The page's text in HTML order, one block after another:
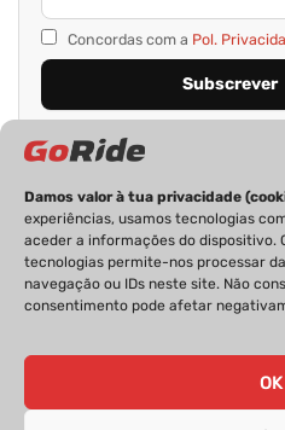
Damos valor à tua privacidade
experiências, usamos tecnologias
aceder a informações do dispositivo.
tecnologias permite-nos processar
navegação ou IDs neste site. Não
consentimento pode afetar
OK
Concordas com a Pol.
PRIVACIDADE FICHA